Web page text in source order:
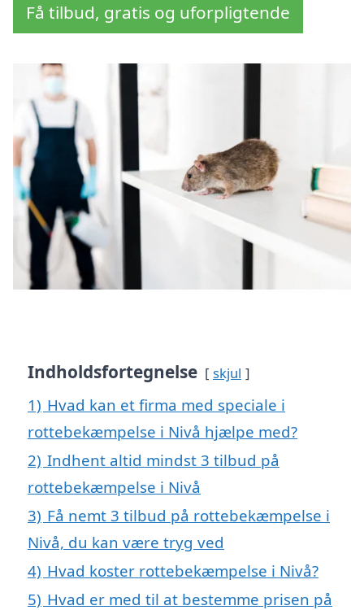
Få tilbud, gratis og uforpligtende
Indholdsfortegnelse skjul
1) Hvad kan et firma med speciale i
rottebekæmpelse i Nivå hjælpe med?
2) Indhent altid mindst 3 tilbud på
rottebekæmpelse i Nivå
3) Få nemt 3 tilbud på rottebekæmpelse i
Nivå, du kan være tryg ved
4) Hvad koster rottebekæmpelse i Nivå?
5) Hvad er med til at bestemme prisen på